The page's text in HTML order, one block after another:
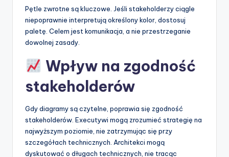
Pętle zwrotne są kluczowe. Jeśli stakeholderzy ciągle
niepoprawnie interpretują określony kolor, dostosuj
paletę. Celem jest komunikacja, a nie przestrzeganie
dowolnej zasady.
Wpływ na zgodność
stakeholderów
Gdy diagramy są czytelne, poprawia się zgodność
stakeholderów. Executywi mogą zrozumieć strategię na
najwyższym poziomie, nie zatrzymując się przy
szczegółach technicznych. Architekci mogą
dyskutować o długach technicznych, nie tracąc